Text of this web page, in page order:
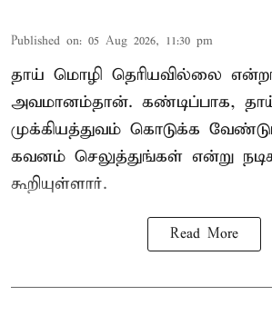
Published on: 05 Aug 2026, 11:30 pm
தாய் மொழி தெரியவில்லை
அவமானம்தான். கண்டிப்பாக,
முக்கியத்துவம் கொடுக்க
கவனம் செலுத்துங்கள் என்று
கூறியுள்ளார்.
Read More